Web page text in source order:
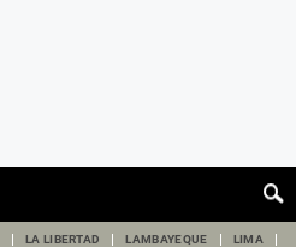
LA LIBERTAD LAMBAYEQUE LIMA